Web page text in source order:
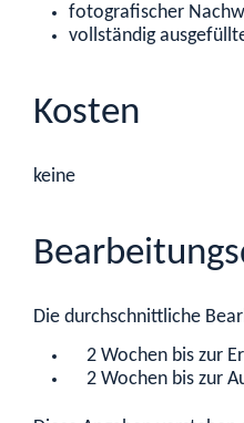
­fotografischer
­vollständig
Kosten
keine
Die durchschnittliche
2 Wochen bis zur
2 Wochen bis zur